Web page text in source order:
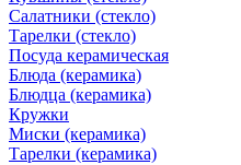
Салатники (стекло)
Тарелки (стекло)
Посуда керамическая
Блюда (керамика)
Блюдца (керамика)
Кружки
Миски (керамика)
Тарелки (керамика)